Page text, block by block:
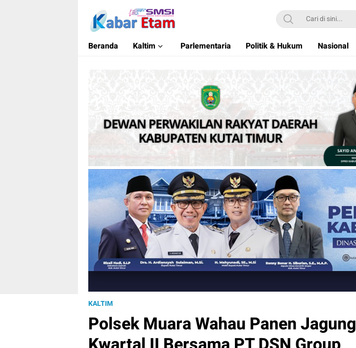
Kabar Etam
Akurat dan Terpercaya
Beranda Kaltim Parlementaria Politik & Hukum Nasional
KALTIM
Polsek Muara Wahau Panen Jagung